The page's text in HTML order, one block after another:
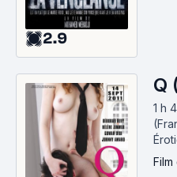
2.9
Q
1 h
Film